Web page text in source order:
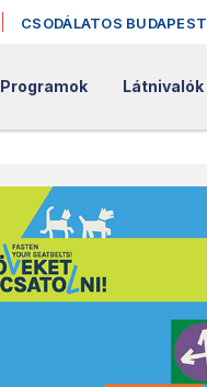
CSODÁLATOS BUDAPEST
Programok Látnivalók